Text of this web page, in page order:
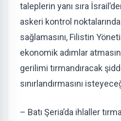
taleplerin yanı sıra
askeri kontrol noktalarında
sağlamasını, Filistin
ekonomik adımlar
gerilimi tırmandıracak
sınırlandırmasını
– Batı Şeria’da ihlaller